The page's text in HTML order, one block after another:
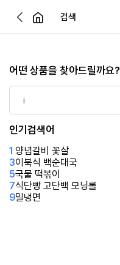
검색
어떤 상품을 찾아드릴까요?
인기검색어
1 양념갈비 꽃살
3이북식 백순대국
5국물 떡볶이
7식단빵 고단백 모닝롤
9밀냉면